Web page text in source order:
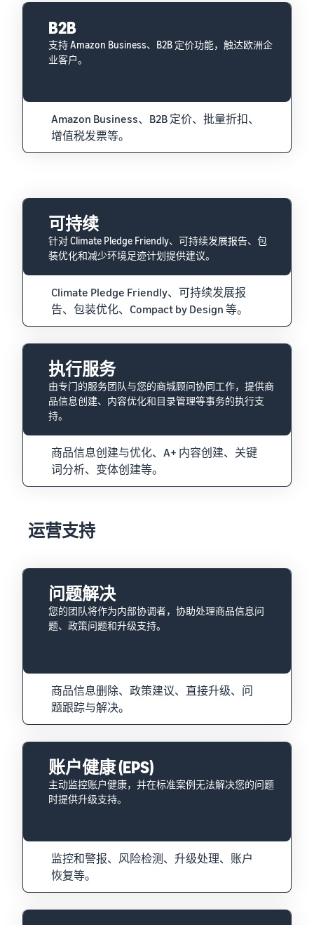
B2B
支持 Amazon Business、B2B 定价功能，触达欧洲企
业客户。
Amazon Business、B2B 定价、批量折扣、
增值税发票等。
可持续
针对 Climate Pledge Friendly、可持续发展报告、包
装优化和减少环境足迹计划提供建议。
Climate Pledge Friendly、可持续发展报
告、包装优化、Compact by Design 等。
执行服务
由专门的服务团队与您的商城顾问协同工作，提供商
品信息创建、内容优化和目录管理等事务的执行支
持。
商品信息创建与优化、A+ 内容创建、关键
词分析、变体创建等。
运营支持
问题解决
您的团队将作为内部协调者，协助处理商品信息问
题、政策问题和升级支持。
商品信息删除、政策建议、直接升级、问
题跟踪与解决。
账户健康 (EPS)
主动监控账户健康，并在标准案例无法解决您的问题
时提供升级支持。
监控和警报、风险检测、升级处理、账户
恢复等。